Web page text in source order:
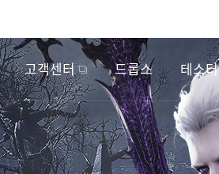
고객센터 드롭스 테스터